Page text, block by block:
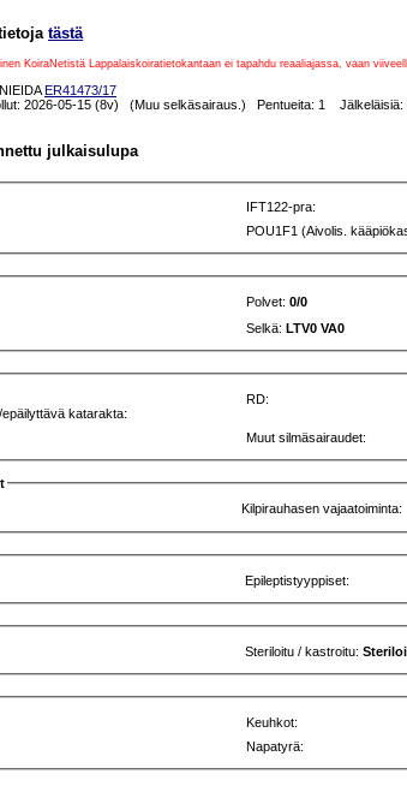
tästä
KoiraNetistä Lappalaiskoiratietokantaan ei tapahdu reaaliajassa, vaan
ER41473/17
2026-05-15 (8v) (Muu selkäsairaus.) Pentueita: 1 Jälkeläisiä:
julkaisulupa
IFT122-pra:
POU1F1 (Aivolis.
Polvet:0/0
Selkä:LTV0 VA0
katarakta:
RD:
Muut silmäsairaudet:
Kilpirauhasen vajaatoiminta:
Epileptistyyppiset:
Steriloitu / kastroitu:
Keuhkot:
Napatyrä: